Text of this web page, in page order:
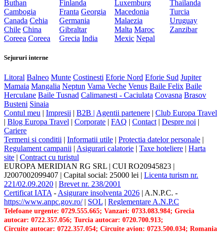
Buthan
Cambogia
Canada Cehia
Chile China
Coreea Coreea
Finlanda
Franta Georgia
Germania
Gibraltar
Grecia India
Luxemburg
Macedonia
Malaezia
Malta Maroc
Mexic Nepal
Thailanda
Turcia
Uruguay
Zanzibar
Sejururi interne
Litoral Balneo Munte Costinesti Eforie Nord Eforie Sud Jupiter
Mamaia Mangalia Neptun Vama Veche Venus Baile Felix Baile
Herculane Baile Tusnad Calimanesti - Caciulata Covasna Brasov
Busteni Sinaia
Contul meu | Impresii | B2B | Agentii partenere | Club Europa Travel
| Blog Europa Travel | Corporate | FAQ | Contact | Despre noi |
Cariere
Termeni si conditii | Informatii utile | Protectia datelor personale |
Regulament campanii | Asigurari calatorie | Taxe hoteliere | Harta
site | Contract cu turistul
EUROPA MERIDIAN RG SRL | CUI RO20945823 |
J2007002099407 | Capital social: 25000 lei | Licenta turism nr.
221/02.09.2020 | Brevet nr. 238/2001
Certificat IATA - Asigurare insolventa 2026 | A.N.P.C. -
https://www.anpc.gov.ro/| SOL | Reglementare A.N.P.C
Telefoane urgente: 0729.555.665; Vanzari: 0733.083.984; Grecia
autocar: 0722.357.056; Turcia autocar: 0720.700.913;
Circuite autocar: 0722.357.054; Circuite avion: 0723.500.034; Romania